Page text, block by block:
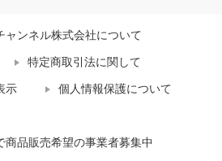
ャンネル株式会社について
特定商取引法に関して
示 個人情報保護について
商品販売希望の事業者募集中